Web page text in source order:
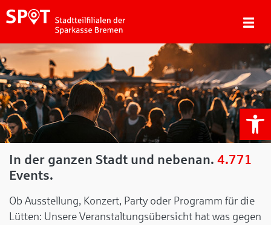
In der ganzen Stadt und nebenan. 4.771
Events.
Ob Ausstellung, Konzert, Party oder Programm für die
Lütten: Unsere Veranstaltungsübersicht hat was gegen